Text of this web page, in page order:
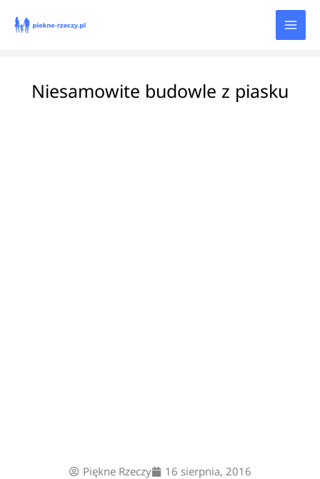
Niesamowite budowle z piasku
Piękne Rzeczy 16 sierpnia, 2016